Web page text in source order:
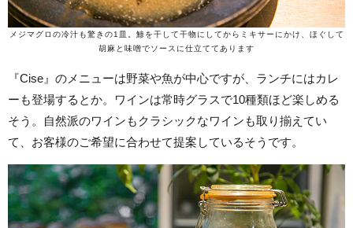
メジマグロの冷汁も驚きの1皿。鯵を干して干物にしてからミキサーにかけ、ほぐして
胡麻と味噌でソースに仕立ててあります
『Cise』のメニューは野菜や魚が中心ですが、ランチにはカレ
ーも登場するとか。ワインは常時グラスで10種類ほど楽しめる
そう。自然派のワインもクラシックなワインも取り揃えてい
て、お客様のご希望に合わせて提案しているそうです。